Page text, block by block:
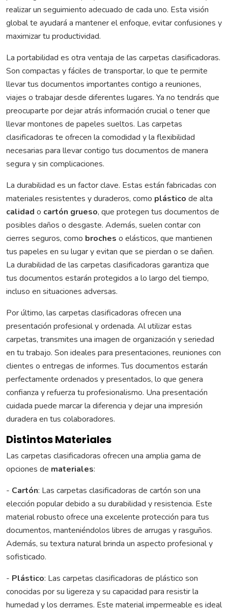
realizar un seguimiento adecuado de cada uno. Esta visión
global te ayudará a mantener el enfoque, evitar confusiones y
maximizar tu productividad.
La portabilidad es otra ventaja de las carpetas clasificadoras.
Son compactas y fáciles de transportar, lo que te permite
llevar tus documentos importantes contigo a reuniones,
viajes o trabajar desde diferentes lugares. Ya no tendrás que
preocuparte por dejar atrás información crucial o tener que
llevar montones de papeles sueltos. Las carpetas
clasificadoras te ofrecen la comodidad y la flexibilidad
necesarias para llevar contigo tus documentos de manera
segura y sin complicaciones.
La durabilidad es un factor clave. Estas están fabricadas con
materiales resistentes y duraderos, como plástico de alta
calidad o cartón grueso, que protegen tus documentos de
posibles daños o desgaste. Además, suelen contar con
cierres seguros, como broches o elásticos, que mantienen
tus papeles en su lugar y evitan que se pierdan o se dañen.
La durabilidad de las carpetas clasificadoras garantiza que
tus documentos estarán protegidos a lo largo del tiempo,
incluso en situaciones adversas.
Por último, las carpetas clasificadoras ofrecen una
presentación profesional y ordenada. Al utilizar estas
carpetas, transmites una imagen de organización y seriedad
en tu trabajo. Son ideales para presentaciones, reuniones con
clientes o entregas de informes. Tus documentos estarán
perfectamente ordenados y presentados, lo que genera
confianza y refuerza tu profesionalismo. Una presentación
cuidada puede marcar la diferencia y dejar una impresión
duradera en tus colaboradores.
Distintos Materiales
Las carpetas clasificadoras ofrecen una amplia gama de
opciones de materiales:
- Cartón: Las carpetas clasificadoras de cartón son una
elección popular debido a su durabilidad y resistencia. Este
material robusto ofrece una excelente protección para tus
documentos, manteniéndolos libres de arrugas y rasguños.
Además, su textura natural brinda un aspecto profesional y
sofisticado.
- Plástico: Las carpetas clasificadoras de plástico son
conocidas por su ligereza y su capacidad para resistir la
humedad y los derrames. Este material impermeable es ideal